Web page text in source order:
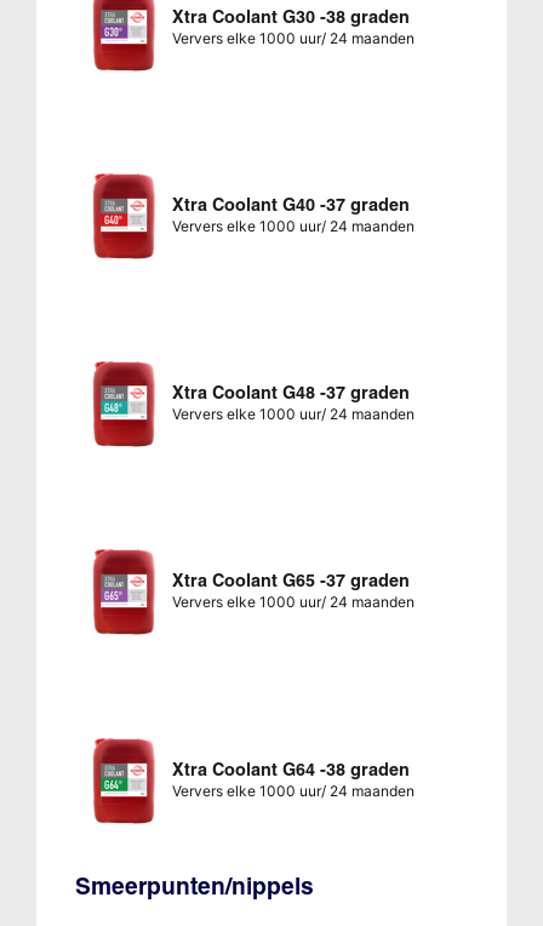
Xtra Coolant G30 -38 graden
Ververs elke 1000 uur/ 24 maanden
Xtra Coolant G40 -37 graden
Ververs elke 1000 uur/ 24 maanden
Xtra Coolant G48 -37 graden
Ververs elke 1000 uur/ 24 maanden
Xtra Coolant G65 -37 graden
Ververs elke 1000 uur/ 24 maanden
Xtra Coolant G64 -38 graden
Ververs elke 1000 uur/ 24 maanden
Smeerpunten/nippels